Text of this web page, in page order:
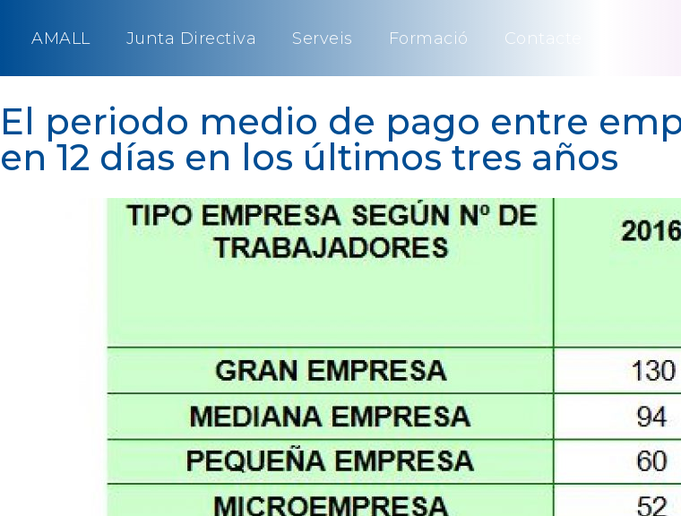
AMALL Junta Directiva Serveis Formació Contacte
El periodo medio de pago entre
en 12 días en los últimos tres años